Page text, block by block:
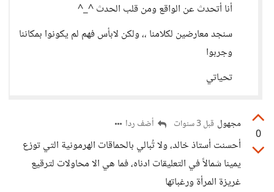
أنا أتحدث عن الواقع ومن قلب الحدث ^_^
سنجد معارضين لكلامنا ،، ولكن لابأس فهم لم يكونوا بمكاننا
وجربوا
تحياتي
0
مجهول قبل 3 سنوات أضف ردا
أحسنت أستاذ خالد، ولا تُبالي بالحماقات الهرمونية التي توزع
يمينا شمالاً في التعليقات ادناه، فما هي الا محاولات لترقيع
غريزة المرأة ورغباتها